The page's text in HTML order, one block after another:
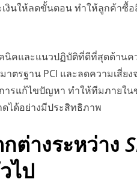
งินให้ลดขั้นตอน ทำให้ลูกค้าซื้
คนิคและแนวปฏิบัติที่ดีที่สุดด้าน
ตรฐาน PCI และลดความเสี่ย
ารแก้ไขปัญหา ทำให้ทีมภายใ
ได้อย่างมีประสิทธิภาพ
ต่างระหว่าง
ไป